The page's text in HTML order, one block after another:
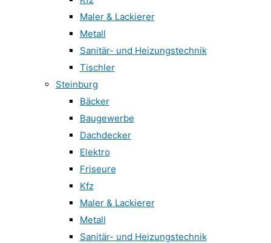
Maler & Lackierer
Metall
Sanitär- und Heizungstechnik
Tischler
Steinburg
Bäcker
Baugewerbe
Dachdecker
Elektro
Friseure
Kfz
Maler & Lackierer
Metall
Sanitär- und Heizungstechnik